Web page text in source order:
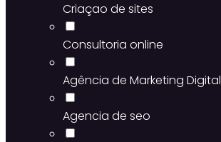
Criaçao de sites
Consultoria online
Agência de Marketing Digital
Agencia de seo